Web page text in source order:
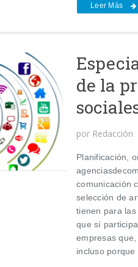
Leer Más
de la
por Redacción
Planificación,
comunicación
selección de
tienen para
que sí
empresas
incluso porque